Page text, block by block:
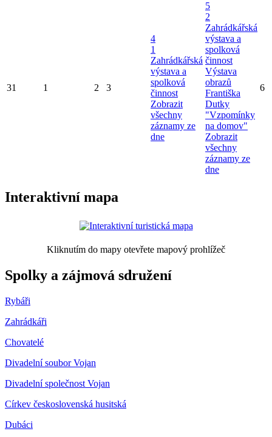
31 1 2 3
4
1
Zahrádkářská
výstava a
spolková
činnost
Zobrazit
všechny
záznamy ze
dne
5
2
Zahrádkářská
výstava a
spolková
činnost
Výstava
obrazů
Františka
Dutky
"Vzpomínky
na domov"
Zobrazit
všechny
záznamy ze
dne
6
Interaktivní mapa
Kliknutím do mapy otevřete mapový prohlížeč
Spolky a zájmová sdružení
Rybáři
Zahrádkáři
Chovatelé
Divadelní soubor Vojan
Divadelní společnost Vojan
Církev československá husitská
Dubáci